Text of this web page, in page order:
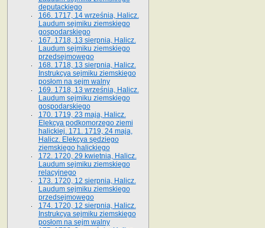
deputackiego
166. 1717, 14 września, Halicz.
Laudum sejmiku ziemskiego
gospodarskiego
167. 1718, 13 sierpnia, Halicz.
Laudum sejmiku ziemskiego
przedsejmowego
168. 1718, 13 sierpnia, Halicz.
Instrukcya sejmiku ziemskiego
posłom na sejm walny
169. 1718, 13 września, Halicz.
Laudum sejmiku ziemskiego
gospodarskiego
170. 1719, 23 maja, Halicz.
Elekcya podkomorzego ziemi
halickiej. 171. 1719, 24 maja,
Halicz. Elekcya sędziego
ziemskiego halickiego
172. 1720, 29 kwietnia, Halicz.
Laudum sejmiku ziemskiego
relacyjnego
173. 1720, 12 sierpnia, Halicz.
Laudum sejmiku ziemskiego
przedsejmowego
174. 1720, 12 sierpnia, Halicz.
Instrukcya sejmiku ziemskiego
posłom na sejm walny